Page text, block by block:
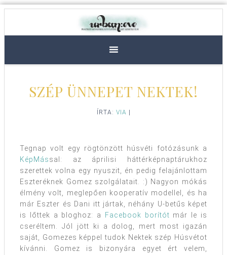
SZÉP ÜNNEPET NEKTEK!
ÍRTA: VIA
Tegnap volt egy rögtönzött húsvéti fotózásunk a
KépMással: az áprilisi háttérképnaptárukhoz
szerettek volna egy nyuszit, én pedig felajánlottam
Eszteréknek Gomez szolgálatait. :) Nagyon mókás
élmény volt, meglepően kooperatív modellel, és ha
már Eszter és Dani itt jártak, néhány U-betűs képet
is lőttek a bloghoz: a
Facebook borítót már le is
cseréltem. Jól jött ki a dolog, mert most igazán
saját, Gomezes képpel tudok Nektek szép Húsvétot
kívánni. Gomez is bizonyára egyet ért velem,